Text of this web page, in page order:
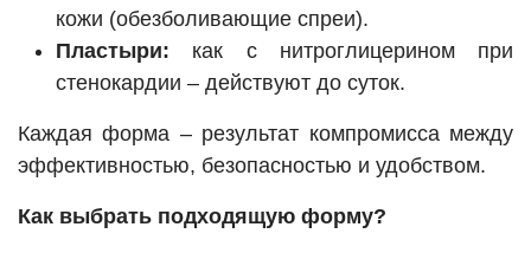
кожи (обезболивающие спреи).
Пластыри: как с нитроглицерином при
стенокардии – действуют до суток.
Каждая форма – результат компромисса между
эффективностью, безопасностью и удобством.
Как выбрать подходящую форму?